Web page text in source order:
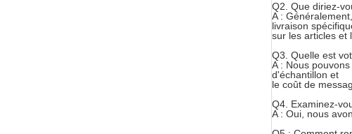
Q2. Que diriez-
A :
livraison
sur les articles et
Q3. Quelle est
A : Nous
d'échantillon et
le coût de
Q4. Examinez-
A : Oui, nous